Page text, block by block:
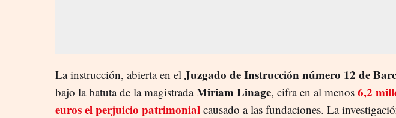
La instrucción, abierta en el Juzgado de Instrucción número 12 de
bajo la batuta de la magistradaMiriam Linage, cifra en al menos 6,2
euros el perjuicio patrimonial causado a las fundaciones. La